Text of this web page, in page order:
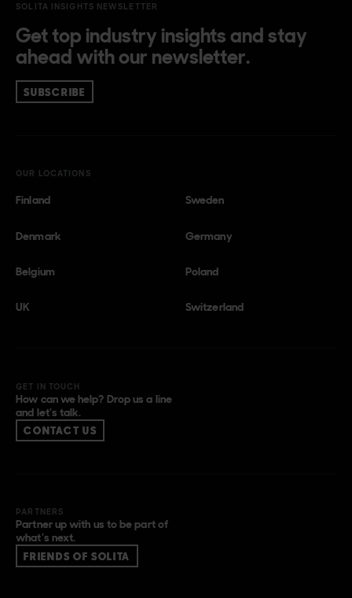
SOLITA INSIGHTS NEWSLETTER
Get top industry insights and stay
ahead with our newsletter.
SUBSCRIBE
OUR LOCATIONS
Finland Sweden
Denmark Germany
Belgium Poland
UK Switzerland
GET IN TOUCH
How can we help? Drop us a line
and let’s talk.
CONTACT US
PARTNERS
Partner up with us to be part of
what’s next.
FRIENDS OF SOLITA